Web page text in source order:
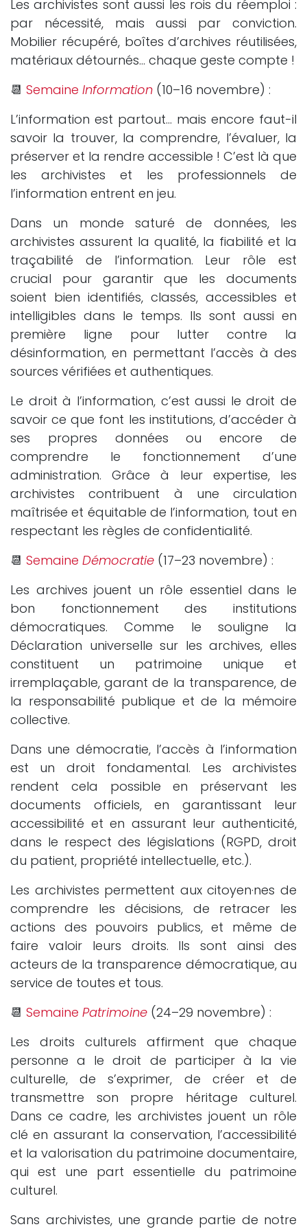
Les archivistes sont aussi les rois du réemploi :
par nécessité, mais aussi par conviction.
Mobilier récupéré, boîtes d’archives réutilisées,
matériaux détournés… chaque geste compte !
📆 Semaine Information (10–16 novembre) :
L’information est partout… mais encore faut-il
savoir la trouver, la comprendre, l’évaluer, la
préserver et la rendre accessible ! C’est là que
les archivistes et les professionnels de
l’information entrent en jeu.
Dans un monde saturé de données, les
archivistes assurent la qualité, la fiabilité et la
traçabilité de l’information. Leur rôle est
crucial pour garantir que les documents
soient bien identifiés, classés, accessibles et
intelligibles dans le temps. Ils sont aussi en
première ligne pour lutter contre la
désinformation, en permettant l’accès à des
sources vérifiées et authentiques.
Le droit à l’information, c’est aussi le droit de
savoir ce que font les institutions, d’accéder à
ses propres données ou encore de
comprendre le fonctionnement d’une
administration. Grâce à leur expertise, les
archivistes contribuent à une circulation
maîtrisée et équitable de l’information, tout en
respectant les règles de confidentialité.
📆 Semaine Démocratie (17–23 novembre) :
Les archives jouent un rôle essentiel dans le
bon fonctionnement des institutions
démocratiques. Comme le souligne la
Déclaration universelle sur les archives, elles
constituent un patrimoine unique et
irremplaçable, garant de la transparence, de
la responsabilité publique et de la mémoire
collective.
Dans une démocratie, l’accès à l’information
est un droit fondamental. Les archivistes
rendent cela possible en préservant les
documents officiels, en garantissant leur
accessibilité et en assurant leur authenticité,
dans le respect des législations (RGPD, droit
du patient, propriété intellectuelle, etc.).
Les archivistes permettent aux citoyen·nes de
comprendre les décisions, de retracer les
actions des pouvoirs publics, et même de
faire valoir leurs droits. Ils sont ainsi des
acteurs de la transparence démocratique, au
service de toutes et tous.
📆 Semaine Patrimoine (24–29 novembre) :
Les droits culturels affirment que chaque
personne a le droit de participer à la vie
culturelle, de s’exprimer, de créer et de
transmettre son propre héritage culturel.
Dans ce cadre, les archivistes jouent un rôle
clé en assurant la conservation, l’accessibilité
et la valorisation du patrimoine documentaire,
qui est une part essentielle du patrimoine
culturel.
Sans archivistes, une grande partie de notre